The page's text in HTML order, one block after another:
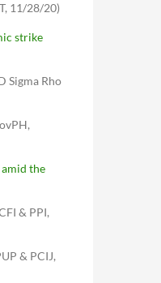
11/28/20)
strike
Sigma Rho
the
& PPI,
& PCIJ,